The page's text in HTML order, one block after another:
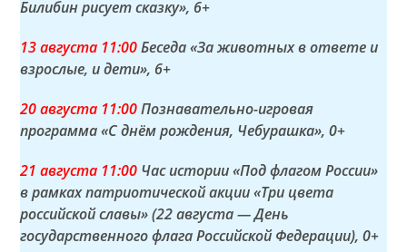
Билибин рисует сказку», 6+
13 августа 11:00Беседа «За животных в ответе и
взрослые, и дети», 6+
20 августа 11:00Познавательно-игровая
программа «С днём рождения, Чебурашка», 0+
21 августа 11:00 Час истории «Под флагом России»
в рамках патриотической акции «Три цвета
российской славы» (22 августа — День
государственного флага Российской Федерации), 0+